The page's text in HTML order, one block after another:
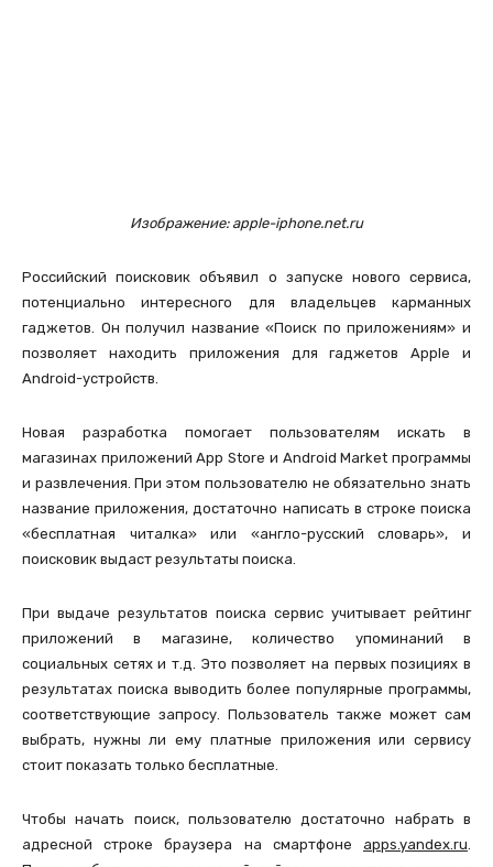
Изображение: apple-iphone.net.ru
Российский поисковик объявил о запуске нового сервиса,
потенциально интересного для владельцев карманных
гаджетов. Он получил название «Поиск по приложениям» и
позволяет находить приложения для гаджетов Apple и
Android-устройств.
Новая разработка помогает пользователям искать в
магазинах приложений App Store и Android Market программы
и развлечения. При этом пользователю не обязательно знать
название приложения, достаточно написать в строке поиска
«бесплатная читалка» или «англо-русский словарь», и
поисковик выдаст результаты поиска.
При выдаче результатов поиска сервис учитывает рейтинг
приложений в магазине, количество упоминаний в
социальных сетях и т.д. Это позволяет на первых позициях в
результатах поиска выводить более популярные программы,
соответствующие запросу. Пользователь также может сам
выбрать, нужны ли ему платные приложения или сервису
стоит показать только бесплатные.
Чтобы начать поиск, пользователю достаточно набрать в
адресной строке браузера на смартфоне apps.yandex.ru.